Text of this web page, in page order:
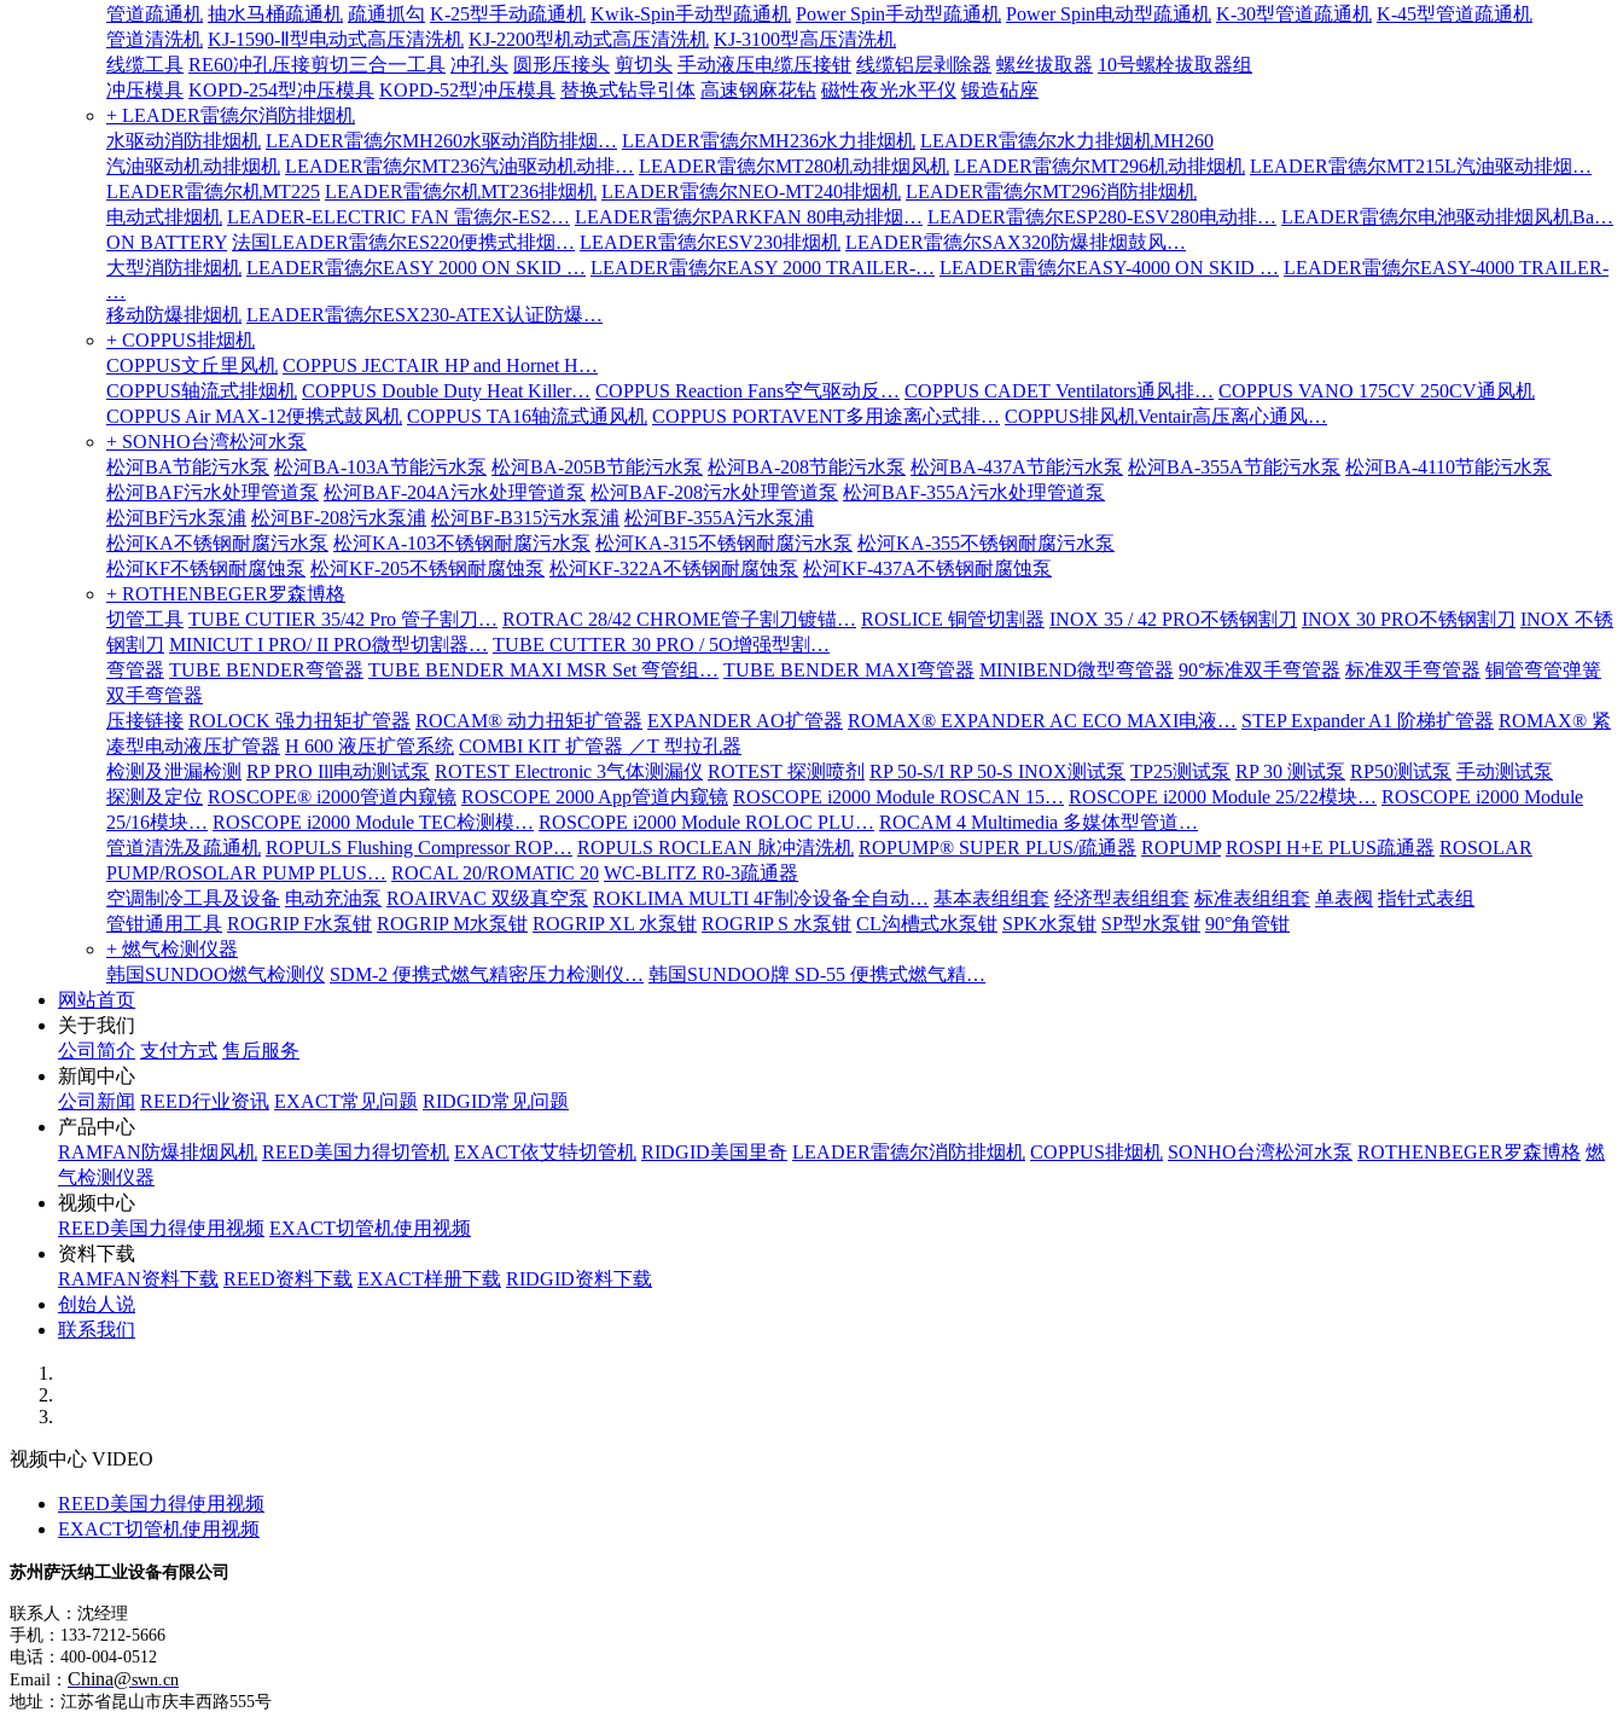
管道疏通机 抽水马桶疏通机 疏通抓勾 K-25型手动疏通机 Kwik-Spin手动型疏通机 Power Spin手动型疏通机 Power Spin电动型疏通机 K-30型管道疏通机 K-45型管道疏通机
管道清洗机 KJ-1590-Ⅱ型电动式高压清洗机 KJ-2200型机动式高压清洗机 KJ-3100型高压清洗机
线缆工具 RE60冲孔压接剪切三合一工具 冲孔头 圆形压接头 剪切头 手动液压电缆压接钳 线缆铝层剥除器 螺丝拔取器 10号螺栓拔取器组
冲压模具 KOPD-254型冲压模具 KOPD-52型冲压模具 替换式钻导引体 高速钢麻花钻 磁性夜光水平仪 锻造砧座
+ LEADER雷德尔消防排烟机
水驱动消防排烟机 LEADER雷德尔MH260水驱动消防排烟… LEADER雷德尔MH236水力排烟机 LEADER雷德尔水力排烟机MH260
汽油驱动机动排烟机 LEADER雷德尔MT236汽油驱动机动排… LEADER雷德尔MT280机动排烟风机 LEADER雷德尔MT296机动排烟机 LEADER雷德尔MT215L汽油驱动排烟…
LEADER雷德尔机MT225 LEADER雷德尔机MT236排烟机 LEADER雷德尔NEO-MT240排烟机 LEADER雷德尔MT296消防排烟机
电动式排烟机 LEADER-ELECTRIC FAN 雷德尔-ES2… LEADER雷德尔PARKFAN 80电动排烟… LEADER雷德尔ESP280-ESV280电动排… LEADER雷德尔电池驱动排烟风机Ba…
ON BATTERY 法国LEADER雷德尔ES220便携式排烟… LEADER雷德尔ESV230排烟机 LEADER雷德尔SAX320防爆排烟鼓风…
大型消防排烟机 LEADER雷德尔EASY 2000 ON SKID … LEADER雷德尔EASY 2000 TRAILER-… LEADER雷德尔EASY-4000 ON SKID … LEADER雷德尔EASY-4000 TRAILER-
…
移动防爆排烟机 LEADER雷德尔ESX230-ATEX认证防爆…
+ COPPUS排烟机
COPPUS文丘里风机 COPPUS JECTAIR HP and Hornet H…
COPPUS轴流式排烟机 COPPUS Double Duty Heat Killer… COPPUS Reaction Fans空气驱动反… COPPUS CADET Ventilators通风排… COPPUS VANO 175CV 250CV通风机
COPPUS Air MAX-12便携式鼓风机 COPPUS TA16轴流式通风机 COPPUS PORTAVENT多用途离心式排… COPPUS排风机Ventair高压离心通风…
+ SONHO台湾松河水泵
松河BA节能污水泵 松河BA-103A节能污水泵 松河BA-205B节能污水泵 松河BA-208节能污水泵 松河BA-437A节能污水泵 松河BA-355A节能污水泵 松河BA-4110节能污水泵
松河BAF污水处理管道泵 松河BAF-204A污水处理管道泵 松河BAF-208污水处理管道泵 松河BAF-355A污水处理管道泵
松河BF污水泵浦 松河BF-208污水泵浦 松河BF-B315污水泵浦 松河BF-355A污水泵浦
松河KA不锈钢耐腐污水泵 松河KA-103不锈钢耐腐污水泵 松河KA-315不锈钢耐腐污水泵 松河KA-355不锈钢耐腐污水泵
松河KF不锈钢耐腐蚀泵 松河KF-205不锈钢耐腐蚀泵 松河KF-322A不锈钢耐腐蚀泵 松河KF-437A不锈钢耐腐蚀泵
+ ROTHENBEGER罗森博格
切管工具 TUBE CUTIER 35/42 Pro 管子割刀… ROTRAC 28/42 CHROME管子割刀镀锚… ROSLICE 铜管切割器 INOX 35 / 42 PRO不锈钢割刀 INOX 30 PRO不锈钢割刀 INOX 不锈
钢割刀 MINICUT I PRO/ II PRO微型切割器… TUBE CUTTER 30 PRO / 5O增强型割…
弯管器 TUBE BENDER弯管器 TUBE BENDER MAXI MSR Set 弯管组… TUBE BENDER MAXI弯管器 MINIBEND微型弯管器 90°标准双手弯管器 标准双手弯管器 铜管弯管弹簧
双手弯管器
压接链接 ROLOCK 强力扭矩扩管器 ROCAM® 动力扭矩扩管器 EXPANDER AO扩管器 ROMAX® EXPANDER AC ECO MAXI电液… STEP Expander A1 阶梯扩管器 ROMAX® 紧
凑型电动液压扩管器 H 600 液压扩管系统 COMBI KIT 扩管器 ／T 型拉孔器
检测及泄漏检测 RP PRO Ill电动测试泵 ROTEST Electronic 3气体测漏仪 ROTEST 探测喷剂 RP 50-S/I RP 50-S INOX测试泵 TP25测试泵 RP 30 测试泵 RP50测试泵 手动测试泵
探测及定位 ROSCOPE® i2000管道内窥镜 ROSCOPE 2000 App管道内窥镜 ROSCOPE i2000 Module ROSCAN 15… ROSCOPE i2000 Module 25/22模块… ROSCOPE i2000 Module
25/16模块… ROSCOPE i2000 Module TEC检测模… ROSCOPE i2000 Module ROLOC PLU… ROCAM 4 Multimedia 多媒体型管道…
管道清洗及疏通机 ROPULS Flushing Compressor ROP… ROPULS ROCLEAN 脉冲清洗机 ROPUMP® SUPER PLUS/疏通器 ROPUMP ROSPI H+E PLUS疏通器 ROSOLAR
PUMP/ROSOLAR PUMP PLUS… ROCAL 20/ROMATIC 20 WC-BLITZ R0-3疏通器
空调制冷工具及设备 电动充油泵 ROAIRVAC 双级真空泵 ROKLIMA MULTI 4F制冷设备全自动… 基本表组组套 经济型表组组套 标准表组组套 单表阀 指针式表组
管钳通用工具 ROGRIP F水泵钳 ROGRIP M水泵钳 ROGRIP XL 水泵钳 ROGRIP S 水泵钳 CL沟槽式水泵钳 SPK水泵钳 SP型水泵钳 90°角管钳
+ 燃气检测仪器
韩国SUNDOO燃气检测仪 SDM-2 便携式燃气精密压力检测仪… 韩国SUNDOO牌 SD-55 便携式燃气精…
网站首页
关于我们
公司简介 支付方式 售后服务
新闻中心
公司新闻 REED行业资讯 EXACT常见问题 RIDGID常见问题
产品中心
RAMFAN防爆排烟风机 REED美国力得切管机 EXACT依艾特切管机 RIDGID美国里奇 LEADER雷德尔消防排烟机 COPPUS排烟机 SONHO台湾松河水泵 ROTHENBEGER罗森博格 燃
气检测仪器
视频中心
REED美国力得使用视频 EXACT切管机使用视频
资料下载
RAMFAN资料下载 REED资料下载 EXACT样册下载 RIDGID资料下载
创始人说
联系我们
视频中心 VIDEO
REED美国力得使用视频
EXACT切管机使用视频
苏州萨沃纳工业设备有限公司
联系人：沈经理
手机：133-7212-5666
电话：400-004-0512
Email： China@swn.cn
地址：江苏省昆山市庆丰西路555号